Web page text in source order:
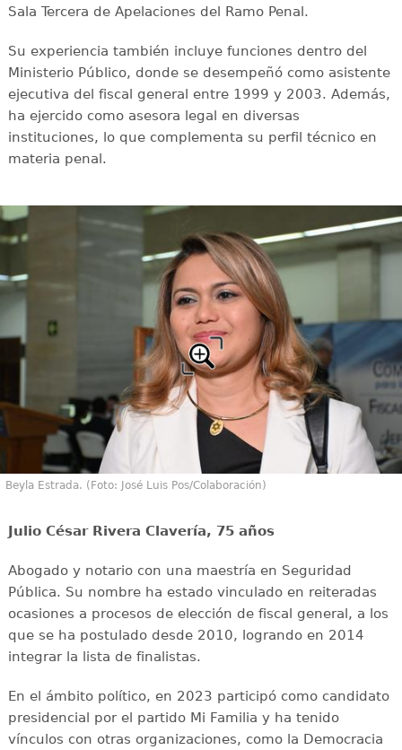
Sala Tercera de Apelaciones del Ramo Penal.
Su experiencia también incluye funciones dentro del
Ministerio Público, donde se desempeñó como asistente
ejecutiva del fiscal general entre 1999 y 2003. Además,
ha ejercido como asesora legal en diversas
instituciones, lo que complementa su perfil técnico en
materia penal.
Beyla Estrada. (Foto: José Luis Pos/Colaboración)
Julio César Rivera Clavería, 75 años
Abogado y notario con una maestría en Seguridad
Pública. Su nombre ha estado vinculado en reiteradas
ocasiones a procesos de elección de fiscal general, a los
que se ha postulado desde 2010, logrando en 2014
integrar la lista de finalistas.
En el ámbito político, en 2023 participó como candidato
presidencial por el partido Mi Familia y ha tenido
vínculos con otras organizaciones, como la Democracia